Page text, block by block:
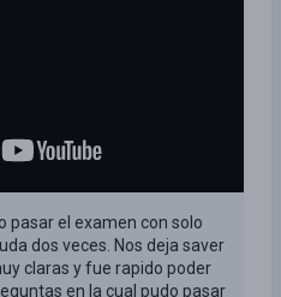
pasar el examen con solo
dos veces. Nos deja saver
claras y fue rapido poder
en la cual pudo pasar